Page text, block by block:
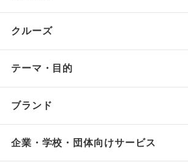
クルーズ
テーマ・目的
ブランド
企業・学校・団体向けサービス